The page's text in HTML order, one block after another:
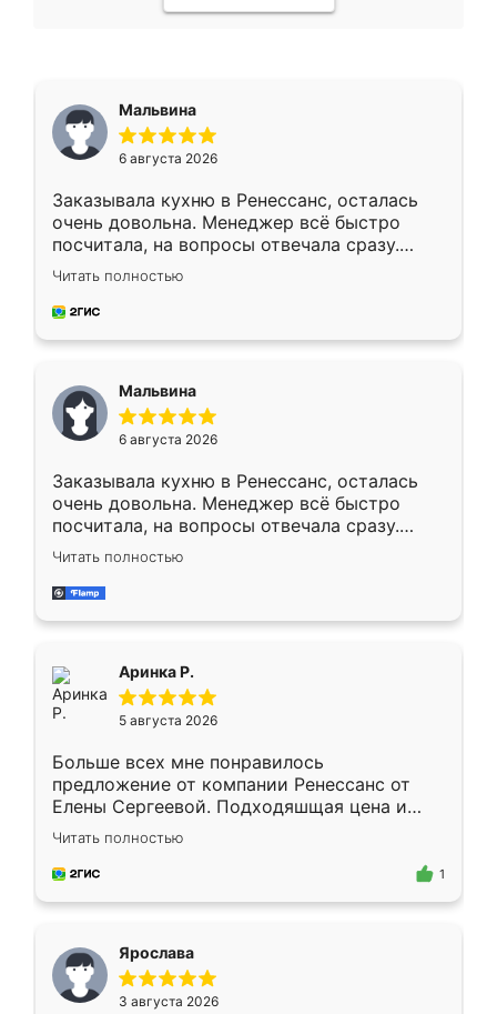
Мальвина
6 августа 2026
Заказывала кухню в Ренессанс, осталась
очень довольна. Менеджер всё быстро
посчитала, на вопросы отвечала сразу.
Замерщик приехал в субботу, подошёл к
делу со всей ответственностью. Собрали
за день, ребята работали аккуратно, даже
Читать полностью
Мальвина
6 августа 2026
Заказывала кухню в Ренессанс, осталась
очень довольна. Менеджер всё быстро
посчитала, на вопросы отвечала сразу.
Замерщик приехал в субботу, подошёл к
делу со всей ответственностью. Собрали
за день, ребята работали аккуратно, даже
Читать полностью
Аринка Р.
5 августа 2026
Больше всех мне понравилось
предложение от компании Ренессанс от
Елены Сергеевой. Подходяшщая цена и
короткие сроки изготовления. Приехавший
для замера сотрудник Владислав
предложил по моему эскизу самый
Читать полностью
1
Ярослава
3 августа 2026